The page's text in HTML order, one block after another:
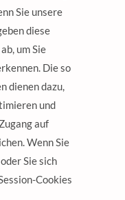
Sie unsere
diese
um Sie
Die so
dienen dazu,
und
auf
Wenn Sie
Sie sich
Cookies